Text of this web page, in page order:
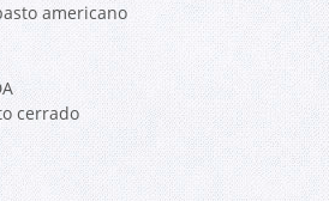
americano
cerrado